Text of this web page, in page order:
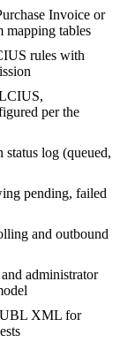
Invoice or
mapping tables
rules with
per the
log (queued,
pending, failed
and outbound
administrator
UBL XML for